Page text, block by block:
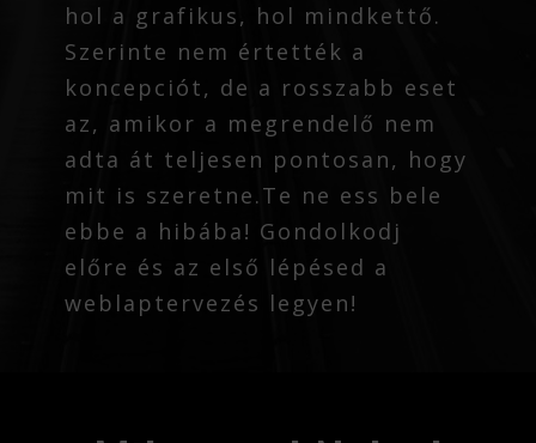
hol a grafikus, hol mindkettő.
Szerinte nem értették a
koncepciót, de a rosszabb eset
az, amikor a megrendelő nem
adta át teljesen pontosan, hogy
mit is szeretne.Te ne ess bele
ebbe a hibába! Gondolkodj
előre és az első lépésed a
weblaptervezés legyen!